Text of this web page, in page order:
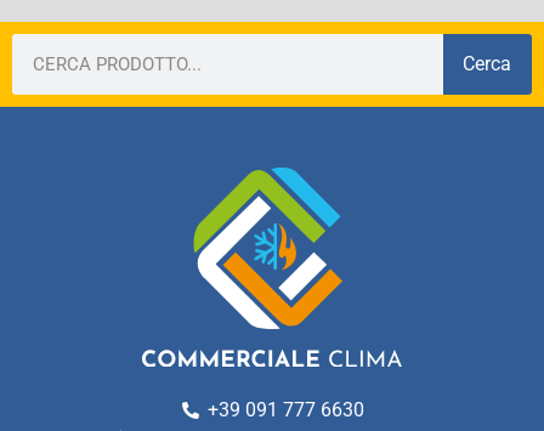
Cerca
+39 091 777 6630